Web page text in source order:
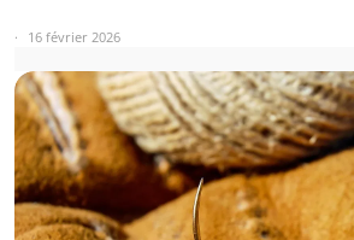
16 février 2026